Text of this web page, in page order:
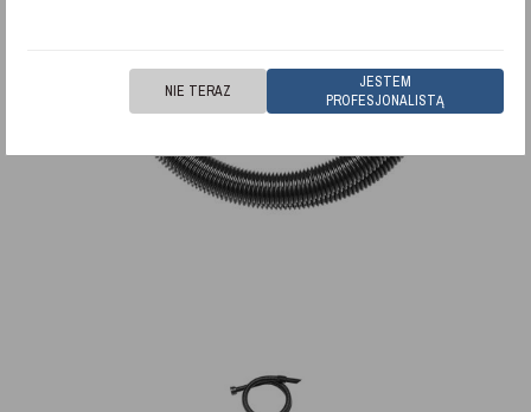
JESTEM
PROFESJONALISTĄ
NIE TERAZ